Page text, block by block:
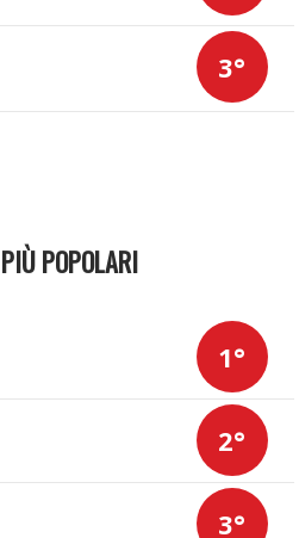
3°
PIÙ POPOLARI
1°
2°
3°